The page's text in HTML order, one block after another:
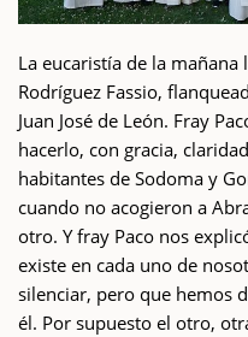
La eucaristía de la
Rodríguez Fassio,
Juan José de León. Fray
hacerlo, con gracia,
habitantes de Sodoma y
cuando no acogieron a
otro. Y fray Paco nos
existe en cada uno de
silenciar, pero que hemos
él. Por supuesto el otro,